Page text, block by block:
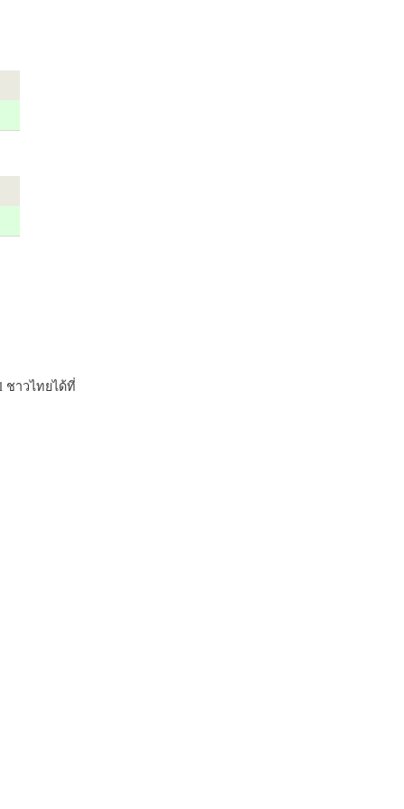
ชาวไทยได้ที่